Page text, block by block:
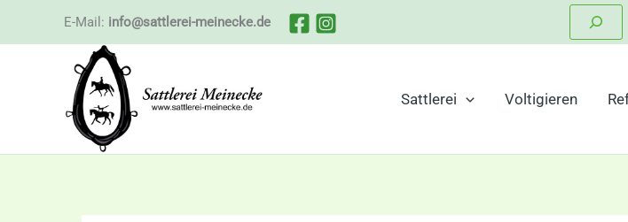
E-Mail: info@sattlerei-meinecke.de
Sattlerei Voltigieren